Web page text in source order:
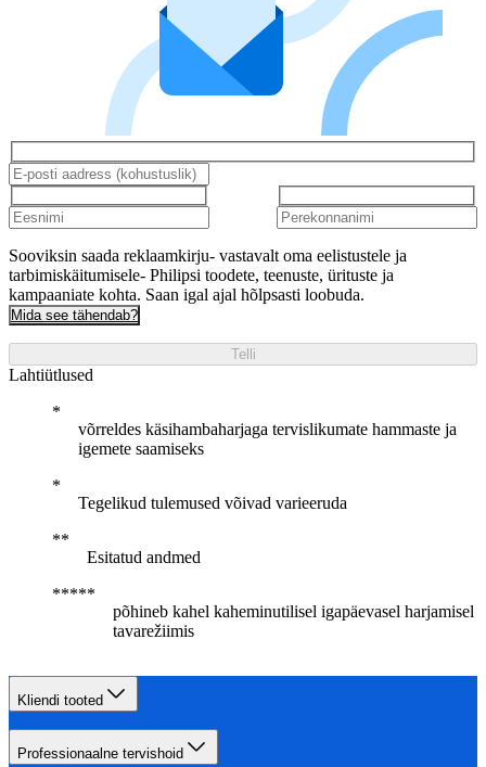
Sooviksin saada reklaamkirju- vastavalt oma eelistustele ja
tarbimiskäitumisele- Philipsi toodete, teenuste, ürituste ja
kampaaniate kohta. Saan igal ajal hõlpsasti loobuda.
Mida see tähendab?
Telli
Lahtiütlused
võrreldes käsihambaharjaga tervislikumate hammaste ja
igemete saamiseks
Tegelikud tulemused võivad varieeruda
Esitatud andmed
põhineb kahel kaheminutilisel igapäevasel harjamisel
tavarežiimis
Kliendi tooted
Professionaalne tervishoid